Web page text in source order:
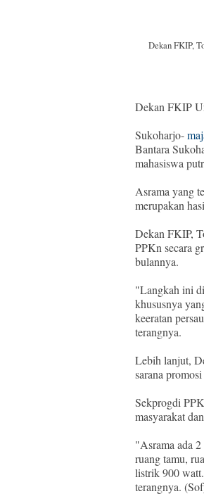
Dekan FKIP,
Dekan FKIP
Sukoharjo-
Bantara
mahasiswa
Asrama yang
merupakan
Dekan FKIP,
PPKn secara
bulannya.
"Langkah ini
khususnya
keeratan
terangnya.
Lebih lanjut,
sarana
Sekprogdi
masyarakat
"Asrama ada
ruang tamu,
listrik 900
terangnya.